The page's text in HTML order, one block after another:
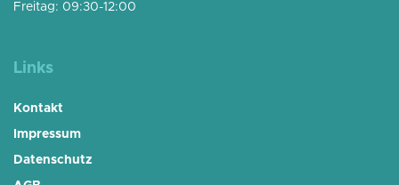
Freitag: 09:30-12:00
Links
Kontakt
Impressum
Datenschutz